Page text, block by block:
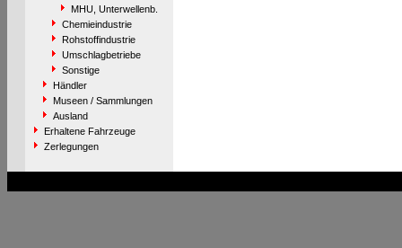
MHU, Unterwellenb.
Chemieindustrie
Rohstoffindustrie
Umschlagbetriebe
Sonstige
Händler
Museen / Sammlungen
Ausland
Erhaltene Fahrzeuge
Zerlegungen